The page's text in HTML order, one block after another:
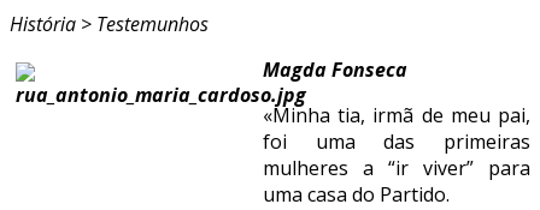
História > Testemunhos
Magda Fonseca
«Minha tia, irmã de meu pai,
foi uma das primeiras
mulheres a “ir viver” para
uma casa do Partido.